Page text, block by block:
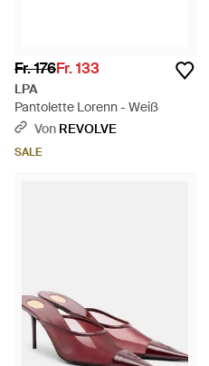
Fr. 176Fr. 133
LPA
Pantolette Lorenn - Weiß
Von REVOLVE
SALE